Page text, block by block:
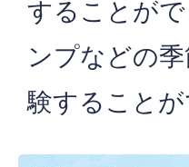
することが
ンプなどの
験することが